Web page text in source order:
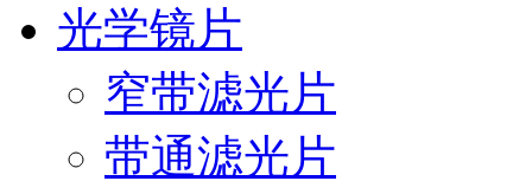
光学镜片
窄带滤光片
带通滤光片